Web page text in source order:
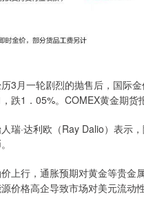
月一轮剧烈的抛售后，国际金
跌1．05%。COMEX黄金期货
·达利欧（Ray Dalio）表示
行，通胀预期对黄金等贵金
价格高企导致市场对美元流动